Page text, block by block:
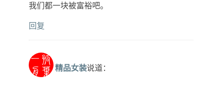
我们都一块被富裕吧。
回复
精品女装说道：